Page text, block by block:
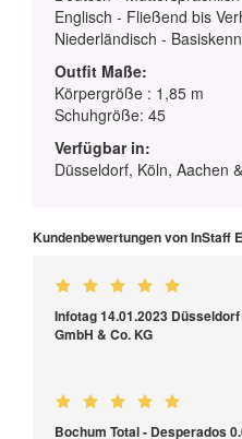
Englisch - Fließend bis
Niederländisch -
Outfit Maße:
Körpergröße : 1,85 m
Schuhgröße: 45
Verfügbar in:
Düsseldorf, Köln, Aachen
Kundenbewertungen von InStaff
Infotag 14.01.2023
GmbH & Co. KG
Bochum Total - Desperados